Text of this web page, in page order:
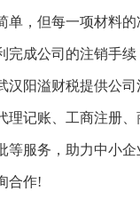
单，但每一项材料
完成公司的注销手
汉阳溢财税提供公
理记账、工商注册
等服务，助力中小
合作!